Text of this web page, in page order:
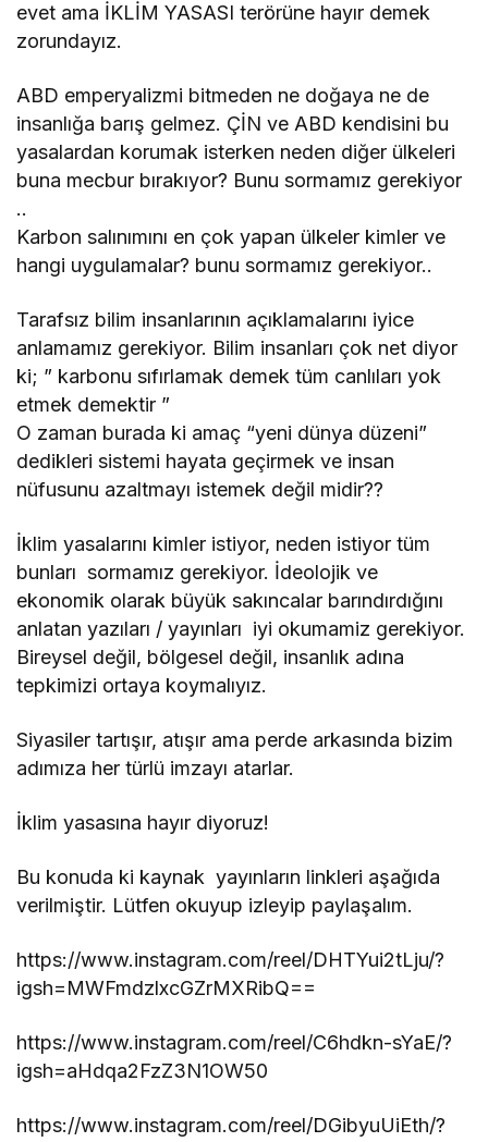
evet ama İKLİM YASASI terörüne hayır demek
zorundayız.
ABD emperyalizmi bitmeden ne doğaya ne de
insanlığa barış gelmez. ÇİN ve ABD kendisini bu
yasalardan korumak isterken neden diğer ülkeleri
buna mecbur bırakıyor? Bunu sormamız gerekiyor
..
Karbon salınımını en çok yapan ülkeler kimler ve
hangi uygulamalar? bunu sormamız gerekiyor..
Tarafsız bilim insanlarının açıklamalarını iyice
anlamamız gerekiyor. Bilim insanları çok net diyor
ki; ” karbonu sıfırlamak demek tüm canlıları yok
etmek demektir ”
O zaman burada ki amaç “yeni dünya düzeni”
dedikleri sistemi hayata geçirmek ve insan
nüfusunu azaltmayı istemek değil midir??
İklim yasalarını kimler istiyor, neden istiyor tüm
bunları sormamız gerekiyor. İdeolojik ve
ekonomik olarak büyük sakıncalar barındırdığını
anlatan yazıları / yayınları iyi okumamiz gerekiyor.
Bireysel değil, bölgesel değil, insanlık adına
tepkimizi ortaya koymalıyız.
Siyasiler tartışır, atışır ama perde arkasında bizim
adımıza her türlü imzayı atarlar.
İklim yasasına hayır diyoruz!
Bu konuda ki kaynak yayınların linkleri aşağıda
verilmiştir. Lütfen okuyup izleyip paylaşalım.
https://www.instagram.com/reel/DHTYui2tLju/?
igsh=MWFmdzlxcGZrMXRibQ==
https://www.instagram.com/reel/C6hdkn-sYaE/?
igsh=aHdqa2FzZ3N1OW50
https://www.instagram.com/reel/DGibyuUiEth/?